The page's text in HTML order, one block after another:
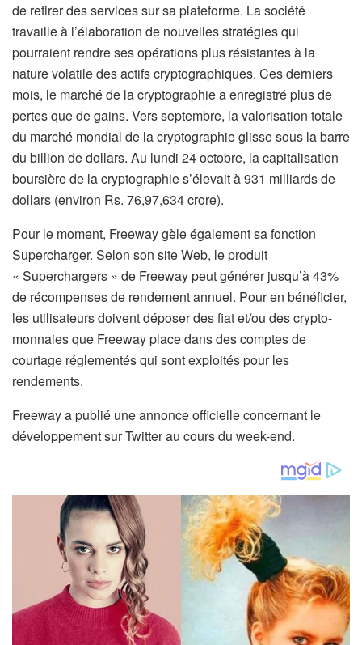
de retirer des services sur sa plateforme. La société
travaille à l’élaboration de nouvelles stratégies qui
pourraient rendre ses opérations plus résistantes à la
nature volatile des actifs cryptographiques. Ces derniers
mois, le marché de la cryptographie a enregistré plus de
pertes que de gains. Vers septembre, la valorisation totale
du marché mondial de la cryptographie glisse sous la barre
du billion de dollars. Au lundi 24 octobre, la capitalisation
boursière de la cryptographie s’élevait à 931 milliards de
dollars (environ Rs. 76,97,634 crore).
Pour le moment, Freeway gèle également sa fonction
Supercharger. Selon son site Web, le produit
« Superchargers » de Freeway peut générer jusqu’à 43%
de récompenses de rendement annuel. Pour en bénéficier,
les utilisateurs doivent déposer des fiat et/ou des crypto-
monnaies que Freeway place dans des comptes de
courtage réglementés qui sont exploités pour les
rendements.
Freeway a publié une annonce officielle concernant le
développement sur Twitter au cours du week-end.